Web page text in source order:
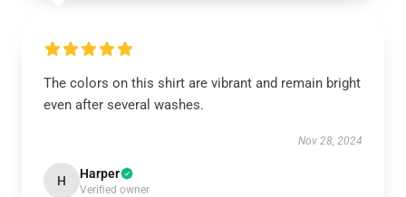
The colors on this shirt are vibrant and remain bright
even after several washes.
Nov 28, 2024
H Harper
Verified owner